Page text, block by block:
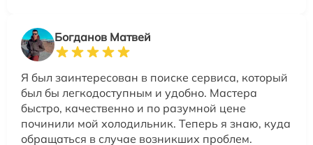
Богданов Матвей
Я был заинтересован в поиске сервиса, который
был бы легкодоступным и удобно. Мастера
быстро, качественно и по разумной цене
починили мой холодильник. Теперь я знаю, куда
обращаться в случае возникших проблем.